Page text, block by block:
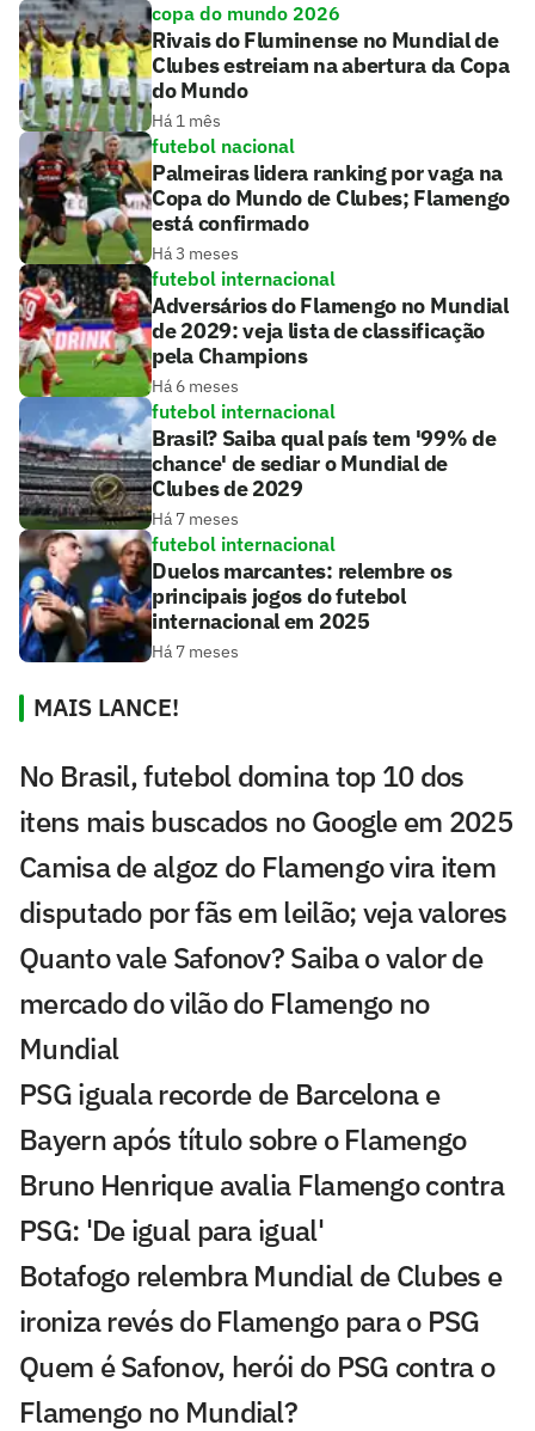
copa do mundo 2026
Rivais do Fluminense no Mundial de
Clubes estreiam na abertura da Copa
do Mundo
Há 1 mês
futebol nacional
Palmeiras lidera ranking por vaga na
Copa do Mundo de Clubes; Flamengo
está confirmado
Há 3 meses
futebol internacional
Adversários do Flamengo no Mundial
de 2029: veja lista de classificação
pela Champions
Há 6 meses
futebol internacional
Brasil? Saiba qual país tem '99% de
chance' de sediar o Mundial de
Clubes de 2029
Há 7 meses
futebol internacional
Duelos marcantes: relembre os
principais jogos do futebol
internacional em 2025
Há 7 meses
MAIS LANCE!
No Brasil, futebol domina top 10 dos
itens mais buscados no Google em 2025
Camisa de algoz do Flamengo vira item
disputado por fãs em leilão; veja valores
Quanto vale Safonov? Saiba o valor de
mercado do vilão do Flamengo no
Mundial
PSG iguala recorde de Barcelona e
Bayern após título sobre o Flamengo
Bruno Henrique avalia Flamengo contra
PSG: 'De igual para igual'
Botafogo relembra Mundial de Clubes e
ironiza revés do Flamengo para o PSG
Quem é Safonov, herói do PSG contra o
Flamengo no Mundial?